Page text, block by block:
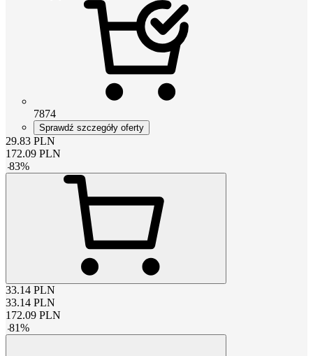
7874
Sprawdź szczegóły oferty
29.83 PLN
172.09 PLN
-83%
33.14 PLN
33.14 PLN
172.09 PLN
-81%